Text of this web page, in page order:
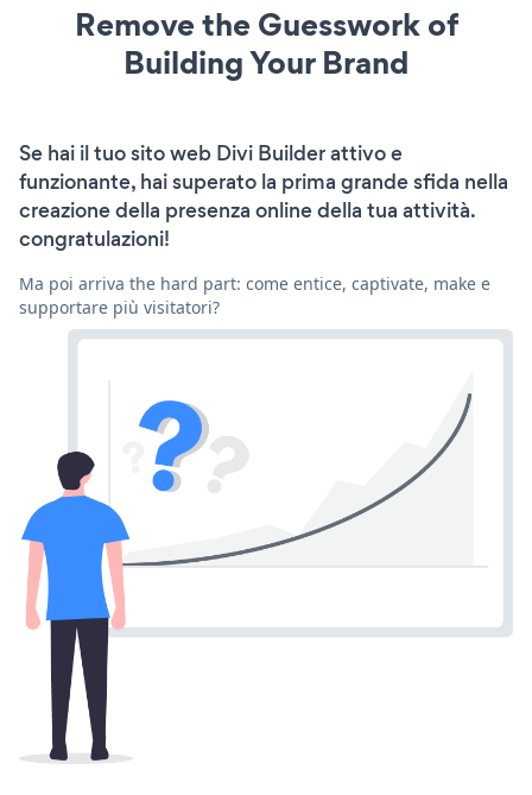
Remove the Guesswork of
Building Your Brand
Se hai il tuo sito web Divi Builder attivo e
funzionante, hai superato la prima grande sfida nella
creazione della presenza online della tua attività.
congratulazioni!
Ma poi arriva the hard part: come entice, captivate, make e
supportare più visitatori?